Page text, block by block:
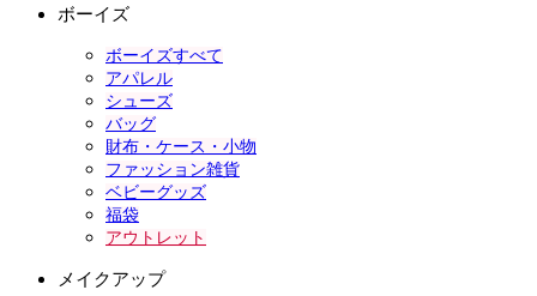
ボーイズ
ボーイズすべて
アパレル
シューズ
バッグ
財布・ケース・小物
ファッション雑貨
ベビーグッズ
福袋
アウトレット
メイクアップ